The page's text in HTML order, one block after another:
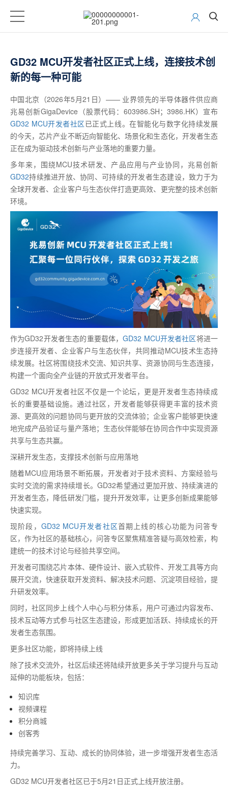
GD32 MCU开发者社区正式上线，连接技术创
新的每一种可能
中国北京（2026年5月21日）—— 业界领先的半导体器件供应商
兆易创新GigaDevice（股票代码：603986.SH；3986.HK）宣布
GD32 MCU开发者社区已正式上线。在智能化与数字化持续发展
的今天，芯片产业不断迈向智能化、场景化和生态化，开发者生态
正在成为驱动技术创新与产业落地的重要力量。
多年来，围绕MCU技术研发、产品应用与产业协同，兆易创新
GD32持续推进开放、协同、可持续的开发者生态建设，致力于为
全球开发者、企业客户与生态伙伴打造更高效、更完整的技术创新
环境。
作为GD32开发者生态的重要载体，GD32 MCU开发者社区将进一
步连接开发者、企业客户与生态伙伴，共同推动MCU技术生态持
续发展。社区将围绕技术交流、知识共享、资源协同与生态连接，
构建一个面向全产业链的开放式开发者平台。
GD32 MCU开发者社区不仅是一个论坛，更是开发者生态持续成
长的重要基础设施。通过社区，开发者能够获得更丰富的技术资
源、更高效的问题协同与更开放的交流体验；企业客户能够更快速
地完成产品验证与量产落地；生态伙伴能够在协同合作中实现资源
共享与生态共赢。
深耕开发生态，支撑技术创新与应用落地
随着MCU应用场景不断拓展，开发者对于技术资料、方案经验与
实时交流的需求持续增长。GD32希望通过更加开放、持续演进的
开发者生态，降低研发门槛，提升开发效率，让更多创新成果能够
快速实现。
现阶段， GD32 MCU开发者社区首期上线的核心功能为问答专
区，作为社区的基础核心，问答专区聚焦精准答疑与高效检索，构
建统一的技术讨论与经验共享空间。
开发者可围绕芯片本体、硬件设计、嵌入式软件、开发工具等方向
展开交流，快速获取开发资料、解决技术问题、沉淀项目经验，提
升研发效率。
同时，社区同步上线个人中心与积分体系，用户可通过内容发布、
技术互动等方式参与社区生态建设，形成更加活跃、持续成长的开
发者生态氛围。
更多社区功能，即将持续上线
除了技术交流外，社区后续还将陆续开放更多关于学习提升与互动
延伸的功能板块，包括：
知识库
视频课程
积分商城
创客秀
持续完善学习、互动、成长的协同体验，进一步增强开发者生态活
力。
GD32 MCU开发者社区已于5月21日正式上线开放注册。